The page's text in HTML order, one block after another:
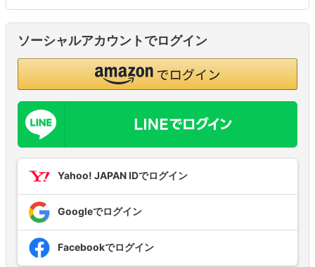
ソーシャルアカウントでログイン
Yahoo! JAPAN IDでログイン
Googleでログイン
Facebookでログイン